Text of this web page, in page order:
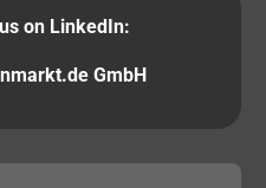
on LinkedIn:
GmbH